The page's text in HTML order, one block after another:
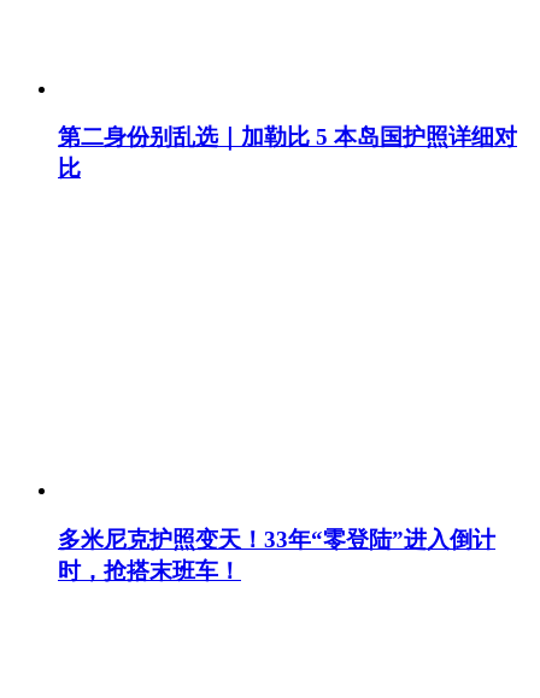
第二身份别乱选｜加勒比 5 本岛国护照详细对
比
多米尼克护照变天！33年“零登陆”进入倒计
时，抢搭末班车！